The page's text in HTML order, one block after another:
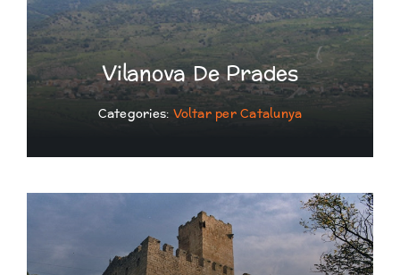
Vilanova De Prades
Categories: Voltar per Catalunya